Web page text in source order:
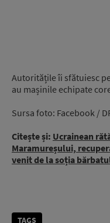
Autoritățile îi sfătuiesc
au mașinile echipate
Sursa foto: Facebook /
Citește și: Ucrainean
Maramureșului,
venit de la soția
TAGS